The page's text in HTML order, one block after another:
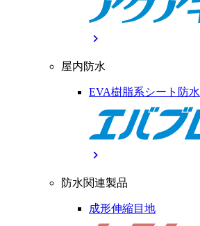
chevron_right
屋内防水
EVA樹脂系シート防水
chevron_right
防水関連製品
成形伸縮目地